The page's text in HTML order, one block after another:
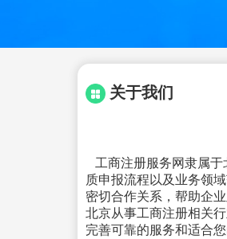
关于我们
工商注册服务网隶属
质申报流程以及业务领
密切合作关系，帮助企
北京从事工商注册相关
完善可靠的服务和适合您